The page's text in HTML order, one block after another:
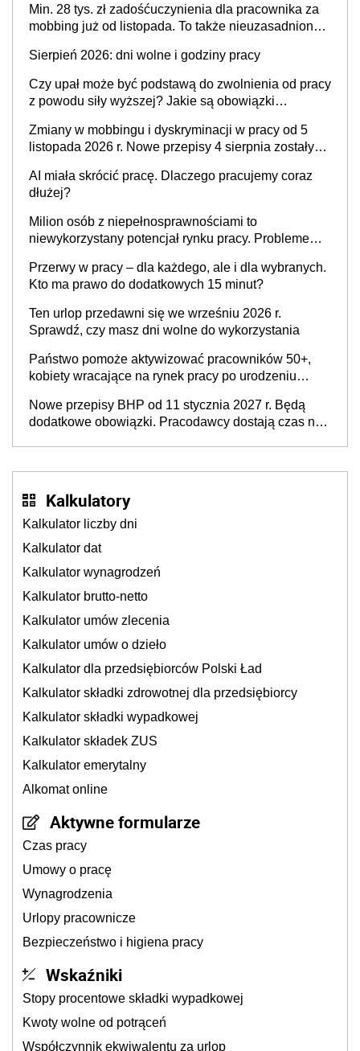
Min. 28 tys. zł zadośćuczynienia dla pracownika za
mobbing już od listopada. To także nieuzasadniona
Sierpień 2026: dni wolne i godziny pracy
Czy upał może być podstawą do zwolnienia od pracy
z powodu siły wyższej? Jakie są obowiązki
Zmiany w mobbingu i dyskryminacji w pracy od 5
listopada 2026 r. Nowe przepisy 4 sierpnia zostały
AI miała skrócić pracę. Dlaczego pracujemy coraz
dłużej?
Milion osób z niepełnosprawnościami to
niewykorzystany potencjał rynku pracy. Problemem
refundacji, ale bariery po stronie systemu i
świadomości pracodawców [WYWIAD]
Przerwy w pracy – dla każdego, ale i dla wybranych.
Kto ma prawo do dodatkowych 15 minut?
Ten urlop przedawni się we wrześniu 2026 r.
Sprawdź, czy masz dni wolne do wykorzystania
Państwo pomoże aktywizować pracowników 50+,
kobiety wracające na rynek pracy po urodzeniu
neuroatypowe. Powstanie Fundusz na rzecz
Inkluzywności w Zatrudnianiu?
Nowe przepisy BHP od 11 stycznia 2027 r. Będą
dodatkowe obowiązki. Pracodawcy dostają czas na
Kalkulatory
Kalkulator liczby dni
Kalkulator dat
Kalkulator wynagrodzeń
Kalkulator brutto-netto
Kalkulator umów zlecenia
Kalkulator umów o dzieło
Kalkulator dla przedsiębiorców Polski Ład
Kalkulator składki zdrowotnej dla przedsiębiorcy
Kalkulator składki wypadkowej
Kalkulator składek ZUS
Kalkulator emerytalny
Alkomat online
Aktywne formularze
Czas pracy
Umowy o pracę
Wynagrodzenia
Urlopy pracownicze
Bezpieczeństwo i higiena pracy
Wskaźniki
Stopy procentowe składki wypadkowej
Kwoty wolne od potrąceń
Współczynnik ekwiwalentu za urlop